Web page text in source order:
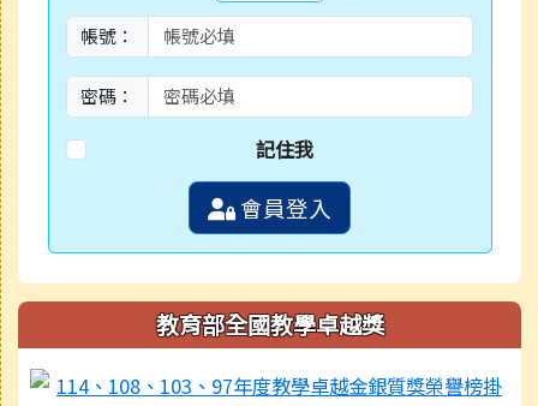
帳號：
密碼：
記住我
會員登入
教育部全國教學卓越獎